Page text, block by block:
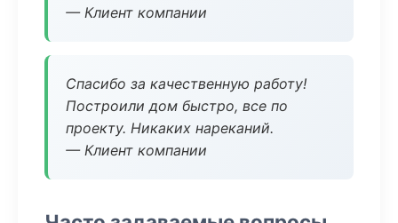
— Клиент компании
Спасибо за качественную работу!
Построили дом быстро, все по
проекту. Никаких нареканий.
— Клиент компании